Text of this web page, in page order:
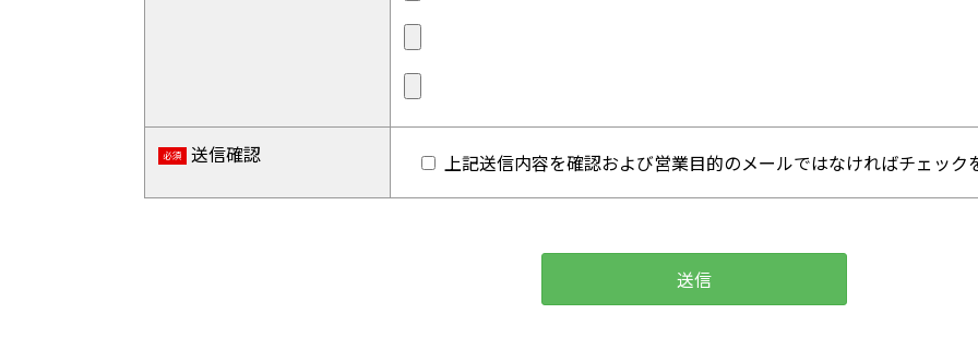
必須 送信確認 上記送信内容を確認および営業目的のメールではなければチェック